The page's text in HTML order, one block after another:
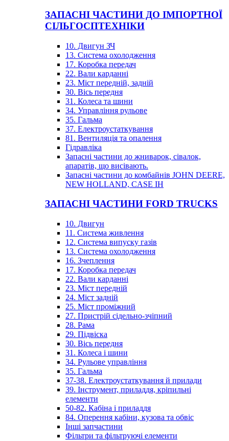
ЗАПАСНІ ЧАСТИНИ ДО ІМПОРТНОЇ
СІЛЬГОСПТЕХНІКИ
10. Двигун ЗЧ
13. Система охолодження
17. Коробка передач
22. Вали карданні
23. Міст передній, задній
30. Вісь передня
31. Колеса та шини
34. Управління рульове
35. Гальма
37. Електроустаткування
81. Вентиляція та опалення
Гідравліка
Запасні частини до жниварок, сівалок,
апаратів, що висівають.
Запасні частини до комбайнів JOHN DEERE,
NEW HOLLAND, CASE IH
ЗАПАСНІ ЧАСТИНИ FORD TRUCKS
10. Двигун
11. Система живлення
12. Система випуску газів
13. Система охолодження
16. Зчеплення
17. Коробка передач
22. Вали карданні
23. Міст передній
24. Міст задній
25. Міст проміжний
27. Пристрій сідельно-зчіпний
28. Рама
29. Підвіска
30. Вісь передня
31. Колеса і шини
34. Рульове управління
35. Гальма
37-38. Електроустаткування й прилади
39. Інструмент, приладдя, кріпильні
елементи
50-82. Кабіна і приладдя
84. Оперення кабіни, кузова та обвіс
Інші запчастини
Фільтри та фільтруючі елементи